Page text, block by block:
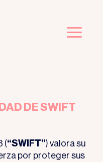
DE SWIFT
(“SWIFT”) valora su
por proteger sus